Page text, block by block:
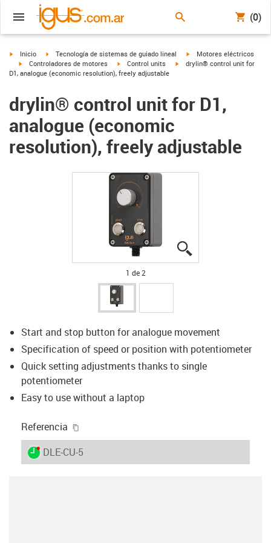
(0)
igus-icon-arrow-right
Inicio igus-icon-arrow-right
Tecnología de sistemas de guiado lineal igus-icon-arrow-right
Motores eléctricos
igus-icon-arrow-right
Controladores de motores igus-icon-arrow-right
Control units igus-icon-arrow-right
drylin® control unit for
D1, analogue (economic resolution), freely adjustable
drylin® control unit for D1,
analogue (economic
resolution), freely adjustable
1 de 2
Start and stop button for analogue movement
Specification of speed or position with potentiometer
Quick setting adjustments thanks to single
potentiometer
Easy to use without a laptop
Referencia
igus-icon-lieferzeit-dot
DLE-CU-5